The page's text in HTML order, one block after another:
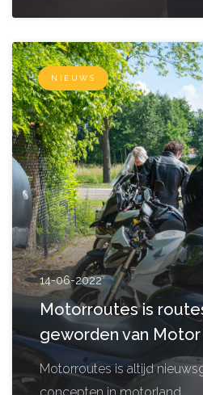
NIEUWS
14-06-2022
Motorroutes is
geworden van
Motorroutes is altijd
concepten in motorland.